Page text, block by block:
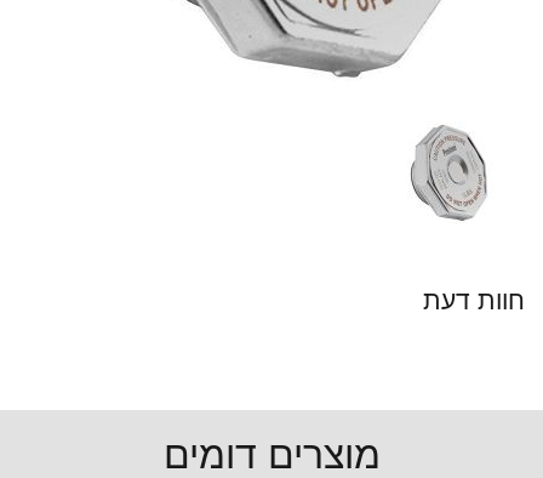
חוות דעת
מוצרים דומים